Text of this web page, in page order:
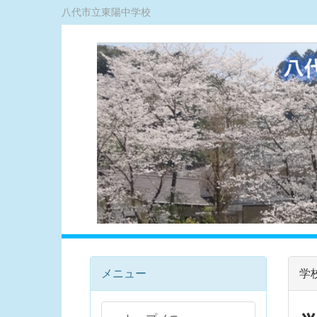
八代市立東陽中学校
学
メニュー